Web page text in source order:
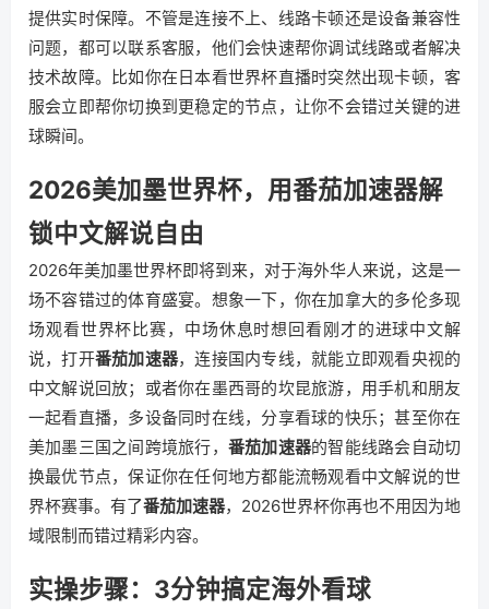
提供实时保障。不管是连接不上、线路卡顿还是设备兼容性
问题，都可以联系客服，他们会快速帮你调试线路或者解决
技术故障。比如你在日本看世界杯直播时突然出现卡顿，客
服会立即帮你切换到更稳定的节点，让你不会错过关键的进
球瞬间。
2026美加墨世界杯，用番茄加速器解
锁中文解说自由
2026年美加墨世界杯即将到来，对于海外华人来说，这是一
场不容错过的体育盛宴。想象一下，你在加拿大的多伦多现
场观看世界杯比赛，中场休息时想回看刚才的进球中文解
说，打开番茄加速器，连接国内专线，就能立即观看央视的
中文解说回放；或者你在墨西哥的坎昆旅游，用手机和朋友
一起看直播，多设备同时在线，分享看球的快乐；甚至你在
美加墨三国之间跨境旅行， 番茄加速器的智能线路会自动切
换最优节点，保证你在任何地方都能流畅观看中文解说的世
界杯赛事。有了番茄加速器，2026世界杯你再也不用因为地
域限制而错过精彩内容。
实操步骤：3分钟搞定海外看球